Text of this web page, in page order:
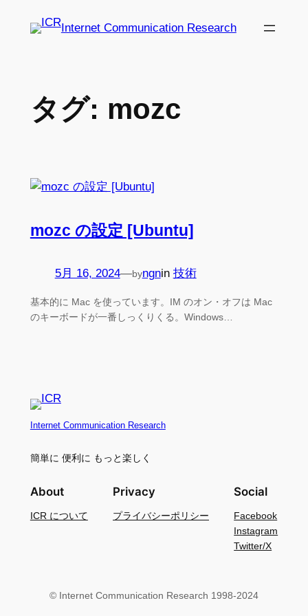
Internet Communication Research
タグ: mozc
mozc の設定 [Ubuntu]
5月 16, 2024—byngnin 技術
基本的に Mac を使っています。IM のオン・オフは Mac
のキーボードが一番しっくりくる。Windows…
Internet Communication Research
簡単に 便利に もっと楽しく
About
ICR について
Privacy
プライバシーポリシー
Social
Facebook
Instagram
Twitter/X
© Internet Communication Research 1998-2024